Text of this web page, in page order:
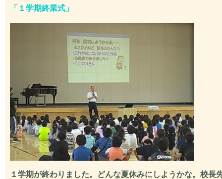
「 １学期終業式 」
１学期が終わりました。どんな夏休みにしようかな。校長